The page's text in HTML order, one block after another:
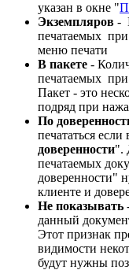
указан в окне "
Экземпляров -
печатаемых
меню печати
В пакете -
печатаемых
Пакет - это
подряд при
По
печататься
доверенности".
печатаемых
доверенности"
клиенте и
Не показывать
данный
Этот признак
видимости
будут нужны